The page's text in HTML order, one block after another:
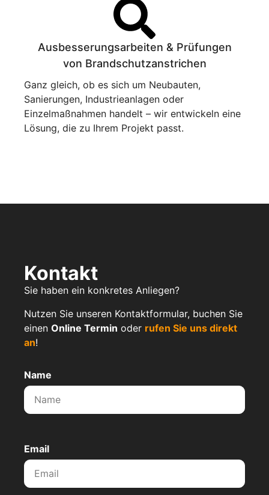
Ausbesserungsarbeiten & Prüfungen
von Brandschutzanstrichen
Ganz gleich, ob es sich um Neubauten,
Sanierungen, Industrieanlagen oder
Einzelmaßnahmen handelt – wir entwickeln eine
Lösung, die zu Ihrem Projekt passt.
Kontakt
Sie haben ein konkretes Anliegen?
Nutzen Sie unseren Kontaktformular, buchen Sie
einen Online Termin oder rufen Sie uns direkt
an!
Name
Email